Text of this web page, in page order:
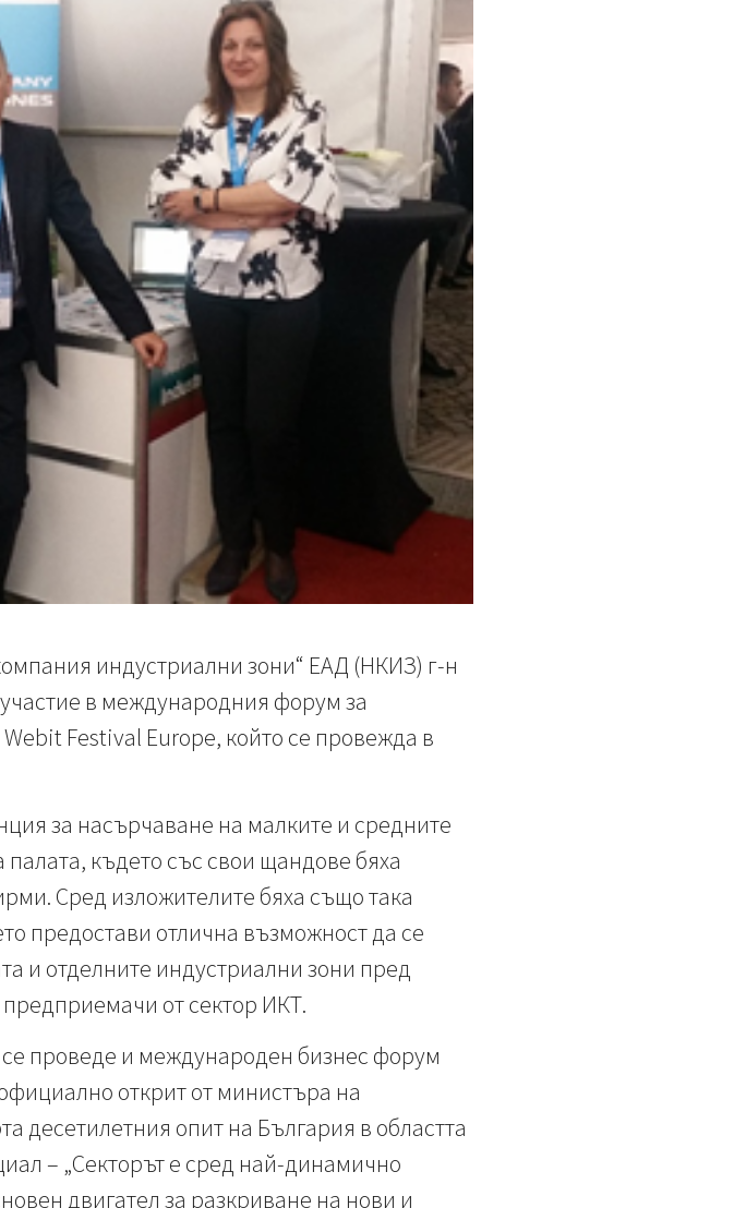
индустриални зони“ ЕАД (НКИЗ) г-н
в международния форум за
Festival Europe, който се провежда в
за насърчаване на малките и средните
където със свои щандове бяха
Сред изложителите бяха също така
предостави отлична възможност да се
и отделните индустриални зони пред
от сектор ИКТ.
проведе и международен бизнес форум
открит от министъра на
десетилетния опит на България в областта
– „Секторът е сред най-динамично
двигател за разкриване на нови и